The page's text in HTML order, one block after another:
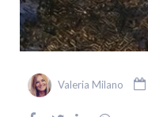
Valeria Milano